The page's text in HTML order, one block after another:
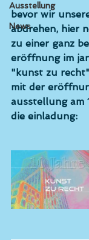
Ausstellung
News
bevor wir
abdrehen, hier
zu einer ganz
eröffnung im
"kunst zu
mit der
ausstellung am
die einladung: